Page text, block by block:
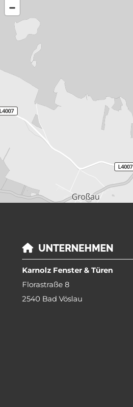
 UNTERNEHMEN
Karnolz Fenster & Türen
Florastraße 8
2540 Bad Vöslau